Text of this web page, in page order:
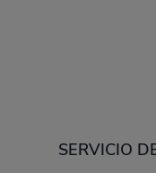
SERVICIO